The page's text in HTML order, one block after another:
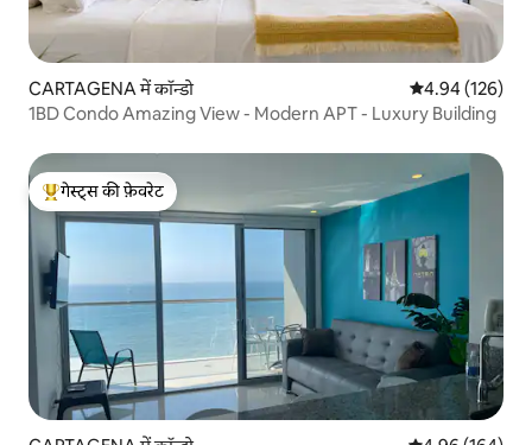
CARTAGENA में कॉन्डो औसत रेटिंग 5 में से
4.94 (126)
1BD Condo Amazing View - Modern APT - Luxury Building
गेस्ट्स का टॉप फ़ेवरेट
गेस्ट्स की फ़ेवरेट